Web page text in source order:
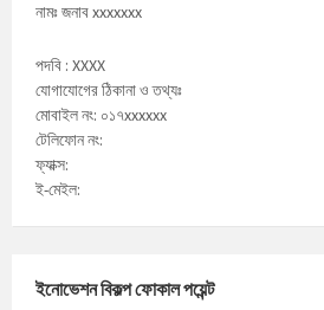
নামঃ জনাব xxxxxxx
পদবি : XXXX
যোগাযোগের ঠিকানা ও তথ্যঃ
মোবাইল নং: ০১৭xxxxxx
টেলিফোন নং:
ফ্যাক্স:
ই-মেইল:
ইনোভেশন বিকল্প ফোকাল পয়েন্ট